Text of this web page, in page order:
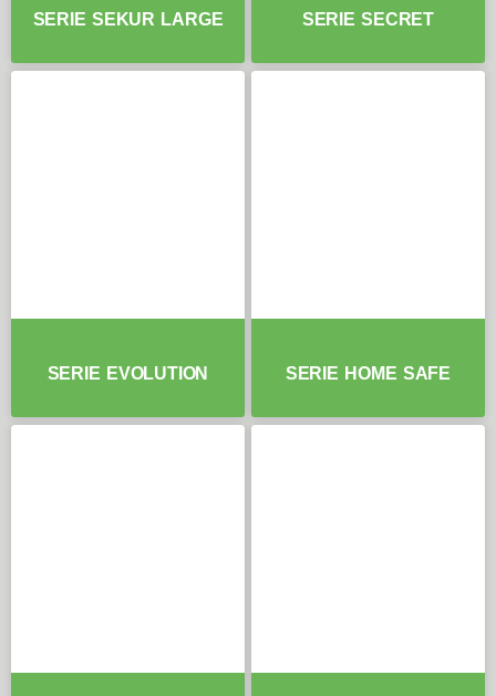
SERIE SEKUR LARGE SERIE SECRET
SERIE EVOLUTION SERIE HOME SAFE